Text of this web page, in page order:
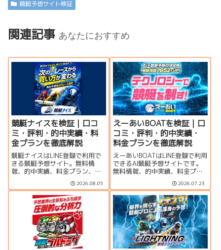
競艇予想サイト検証
関連記事 あなたにおすすめ
競艇ナイスを検証｜口コ
ミ・評判・的中実績・料
金プランを徹底解説
競艇ナイスはLINE登録で利用で
きる競艇予想サイト。無料情
報、的中実績、料金プラン、口
コミ、登録特典、運営者情報を
もとに、利用する価値があるの
か分かりやすく検証します。
2026.08.05
えーあいBOATを検証｜口
コミ・評判・的中実績・
料金プランを徹底解説
えーあいBOATはLINE登録で利用
できるAI競艇予想サイトです。
無料情報、的中実績、料金プラ
ン、口コミ、登録特典、運営者
情報をもとに、利用する価値が
あるのか分かりやすく検証しま
す。
2026.07.23